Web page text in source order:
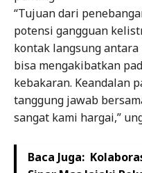
“Tujuan dari
potensi gangguan
kontak langsung
bisa mengakibatkan
kebakaran. Keandalan
tanggung jawab
sangat kami hargai,”
Baca Juga: